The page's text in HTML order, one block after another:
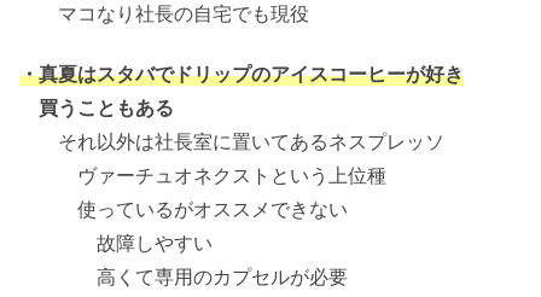
マコなり社長の自宅でも現役
・真夏はスタバでドリップのアイスコーヒーが好き
買うこともある
それ以外は社長室に置いてあるネスプレッソ
ヴァーチュオネクストという上位種
使っているがオススメできない
故障しやすい
高くて専用のカプセルが必要